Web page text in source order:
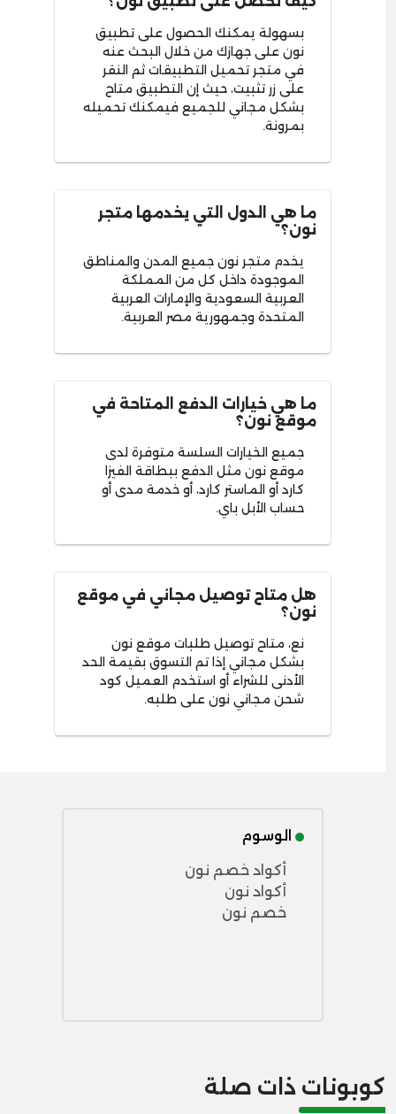
بسهولة يمكنك الحصول على تطبيق
نون على جهازك من خلال البحث عنه
في متجر تحميل التطبيقات ثم النقر
على زر تثبيت، حيث إن التطبيق متاح
بشكل مجاني للجميع فيمكنك تحميله
بمرونة.
ما هي الدول التي يخدمها متجر
نون؟
يخدم متجر نون جميع المدن والمناطق
الموجودة داخل كل من المملكة
العربية السعودية والإمارات العربية
المتحدة وجمهورية مصر العربية.
ما هي خيارات الدفع المتاحة في
موقع نون؟
جميع الخيارات السلسة متوفرة لدى
موقع نون مثل الدفع ببطاقة الفيزا
كارد أو الماستر كارد، أو خدمة مدى أو
حساب الأبل باي.
هل متاح توصيل مجاني في موقع
نون؟
نع، متاح توصيل طلبات موقع نون
بشكل مجاني إذا تم التسوق بقيمة الحد
الأدنى للشراء أو استخدم العميل كود
شحن مجاني نون على طلبه.
الوسوم
أكواد خصم نون
أكواد نون
خصم نون
كوبونات ذات صلة